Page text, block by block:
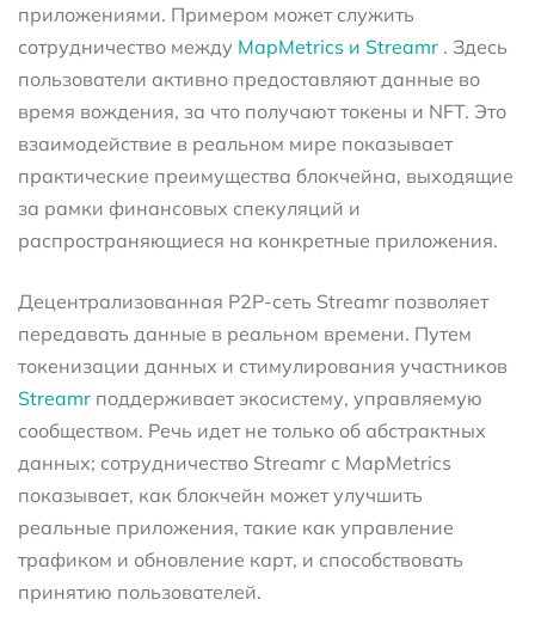
приложениями. Примером может служить
сотрудничество между MapMetrics и Streamr . Здесь
пользователи активно предоставляют данные во
время вождения, за что получают токены и NFT. Это
взаимодействие в реальном мире показывает
практические преимущества блокчейна, выходящие
за рамки финансовых спекуляций и
распространяющиеся на конкретные приложения.
Децентрализованная P2P-сеть Streamr позволяет
передавать данные в реальном времени. Путем
токенизации данных и стимулирования участников
Streamr поддерживает экосистему, управляемую
сообществом. Речь идет не только об абстрактных
данных; сотрудничество Streamr с MapMetrics
показывает, как блокчейн может улучшить
реальные приложения, такие как управление
трафиком и обновление карт, и способствовать
принятию пользователей.